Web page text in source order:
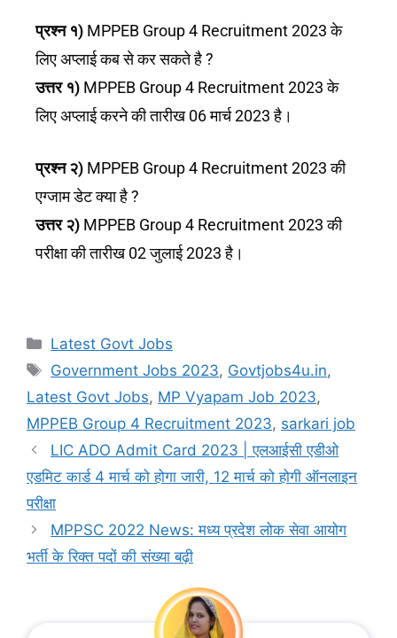
प्रश्न १) MPPEB Group 4 Recruitment 2023 के
लिए अप्लाई कब से कर सकते है ?
उत्तर १) MPPEB Group 4 Recruitment 2023 के
लिए अप्लाई करने की तारीख 06 मार्च 2023 है।
प्रश्न २) MPPEB Group 4 Recruitment 2023 की
एग्जाम डेट क्या है ?
उत्तर २) MPPEB Group 4 Recruitment 2023 की
परीक्षा की तारीख 02 जुलाई 2023 है।
Latest Govt Jobs
Government Jobs 2023, Govtjobs4u.in,
Latest Govt Jobs, MP Vyapam Job 2023,
MPPEB Group 4 Recruitment 2023, sarkari job
LIC ADO Admit Card 2023 | एलआईसी एडीओ
एडमिट कार्ड 4 मार्च को होगा जारी, 12 मार्च को होगी ऑनलाइन
परीक्षा
MPPSC 2022 News: मध्य प्रदेश लोक सेवा आयोग
भर्ती के रिक्त पदों की संख्या बढ़ी